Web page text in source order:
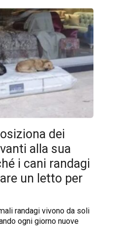
dei
alla sua
i cani randagi
un letto per
randagi vivono da soli
ogni giorno nuove